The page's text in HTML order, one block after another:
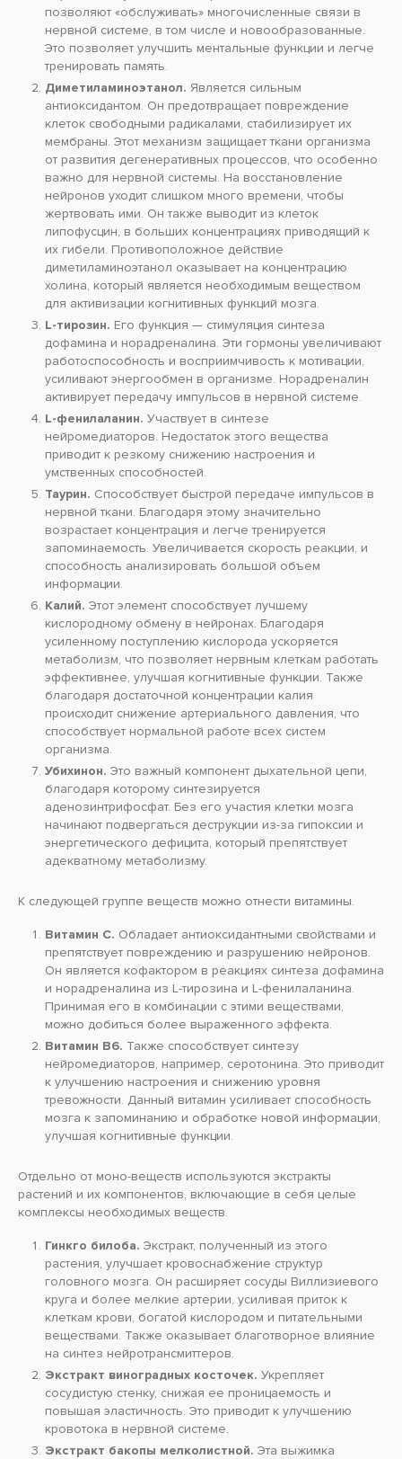
позволяют «обслуживать» многочисленные связи в
нервной системе, в том числе и новообразованные.
Это позволяет улучшить ментальные функции и легче
тренировать память.
Диметиламиноэтанол. Является сильным
антиоксидантом. Он предотвращает повреждение
клеток свободными радикалами, стабилизирует их
мембраны. Этот механизм защищает ткани организма
от развития дегенеративных процессов, что особенно
важно для нервной системы. На восстановление
нейронов уходит слишком много времени, чтобы
жертвовать ими. Он также выводит из клеток
липофусцин, в больших концентрациях приводящий к
их гибели. Противоположное действие
диметиламиноэтанол оказывает на концентрацию
холина, который является необходимым веществом
для активизации когнитивных функций мозга.
L-тирозин. Его функция — стимуляция синтеза
дофамина и норадреналина. Эти гормоны увеличивают
работоспособность и восприимчивость к мотивации,
усиливают энергообмен в организме. Норадреналин
активирует передачу импульсов в нервной системе.
L-фенилаланин. Участвует в синтезе
нейромедиаторов. Недостаток этого вещества
приводит к резкому снижению настроения и
умственных способностей.
Таурин. Способствует быстрой передаче импульсов в
нервной ткани. Благодаря этому значительно
возрастает концентрация и легче тренируется
запоминаемость. Увеличивается скорость реакции, и
способность анализировать большой объем
информации.
Калий. Этот элемент способствует лучшему
кислородному обмену в нейронах. Благодаря
усиленному поступлению кислорода ускоряется
метаболизм, что позволяет нервным клеткам работать
эффективнее, улучшая когнитивные функции. Также
благодаря достаточной концентрации калия
происходит снижение артериального давления, что
способствует нормальной работе всех систем
организма.
Убихинон. Это важный компонент дыхательной цепи,
благодаря которому синтезируется
аденозинтрифосфат. Без его участия клетки мозга
начинают подвергаться деструкции из-за гипоксии и
энергетического дефицита, который препятствует
адекватному метаболизму.
К следующей группе веществ можно отнести витамины.
Витамин С. Обладает антиоксидантными свойствами и
препятствует повреждению и разрушению нейронов.
Он является кофактором в реакциях синтеза дофамина
и норадреналина из L-тирозина и L-фенилаланина.
Принимая его в комбинации с этими веществами,
можно добиться более выраженного эффекта.
Витамин В6. Также способствует синтезу
нейромедиаторов, например, серотонина. Это приводит
к улучшению настроения и снижению уровня
тревожности. Данный витамин усиливает способность
мозга к запоминанию и обработке новой информации,
улучшая когнитивные функции.
Отдельно от моно-веществ используются экстракты
растений и их компонентов, включающие в себя целые
комплексы необходимых веществ.
Гинкго билоба. Экстракт, полученный из этого
растения, улучшает кровоснабжение структур
головного мозга. Он расширяет сосуды Виллизиевого
круга и более мелкие артерии, усиливая приток к
клеткам крови, богатой кислородом и питательными
веществами. Также оказывает благотворное влияние
на синтез нейротрансмиттеров.
Экстракт виноградных косточек. Укрепляет
сосудистую стенку, снижая ее проницаемость и
повышая эластичность. Это приводит к улучшению
кровотока в нервной системе.
Экстракт бакопы мелколистной. Эта выжимка